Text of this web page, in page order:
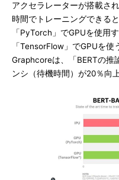
アクセラレーターが搭載さ
時間でトレーニングできる
「PyTorch」でGPUを使用
「TensorFlow」でGPUを使
Graphcoreは、「BERTの推
ンシ（待機時間）が20％向